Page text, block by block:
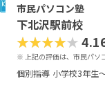
市民パソコン塾
下北沢駅前校
★★★★★
※ 上記の評価は、市民パソ
個別指導 小学校3年生